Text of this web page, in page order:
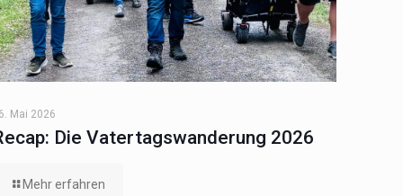
Mai 2026
Die Vatertagswanderung 2026
Mehr erfahren